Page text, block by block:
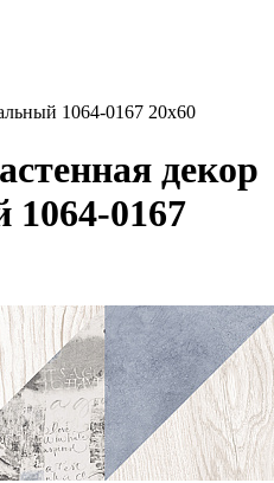
1064-0167 20х60
декор
1064-0167